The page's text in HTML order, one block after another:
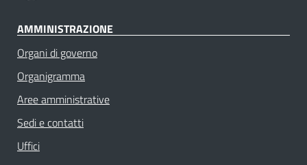
AMMINISTRAZIONE
Organi di governo
Organigramma
Aree amministrative
Sedi e contatti
Uffici